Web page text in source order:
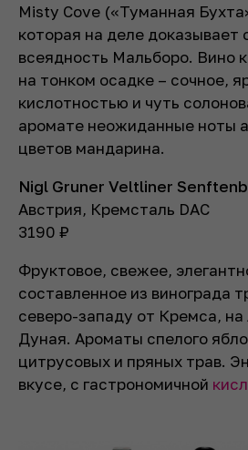
Misty Cove («Туманная
которая на деле доказывает
всеядность Мальборо. Вино
на тонком осадке – сочное,
кислотностью и чуть
аромате неожиданные ноты
цветов мандарина.
Nigl Gruner Veltliner
Австрия, Кремсталь DAC
3190 ₽
Фруктовое, свежее,
составленное из винограда
северо-западу от Кремса, на
Дуная. Ароматы спелого
цитрусовых и пряных трав.
вкусе, с гастрономичной